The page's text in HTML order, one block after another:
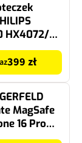
HX4072/42
399 zł
MagSafe
16 Pro